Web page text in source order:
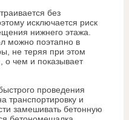
без
исключается риск
нижнего этажа.
можно поэтапно в
не теряя при этом
о чем и показывает
проведения
транспортировку и
замешивать бетонную